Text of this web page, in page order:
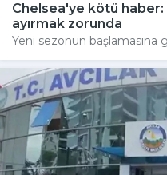
Chelsea'ye kötü haber:
ayırmak zorunda
Yeni sezonun başlamasına